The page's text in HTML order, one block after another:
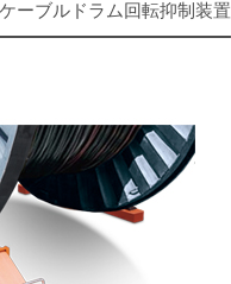
ケーブルドラム回転抑制装置